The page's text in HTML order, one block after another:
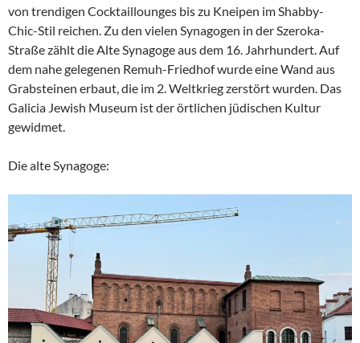
von trendigen Cocktaillounges bis zu Kneipen im Shabby-
Chic-Stil reichen. Zu den vielen Synagogen in der Szeroka-
Straße zählt die Alte Synagoge aus dem 16. Jahrhundert. Auf
dem nahe gelegenen Remuh-Friedhof wurde eine Wand aus
Grabsteinen erbaut, die im 2. Weltkrieg zerstört wurden. Das
Galicia Jewish Museum ist der örtlichen jüdischen Kultur
gewidmet.
Die alte Synagoge: